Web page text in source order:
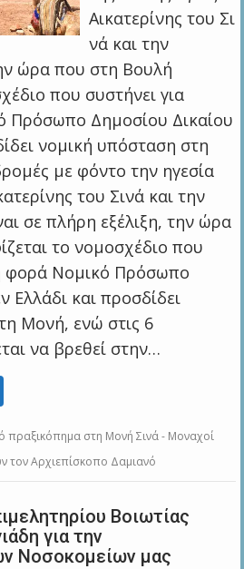
Αικατερίνης του Σι
νά και την
ώρα που στη Βουλή
που συστήνει για
Δημοσίου Δικαίου
νομική υπόσταση στη
με φόντο την ηγεσία
του Σινά και την
σε πλήρη εξέλιξη, την ώρα
το νομοσχέδιο που
φορά Νομικό Πρόσωπο
Ελλάδι και προσδίδει
Μονή, ενώ στις 6
να βρεθεί στην…
πραξικόπημα στη Μονή Σινά - Μοναχοί
Αρχιεπίσκοπο Δαμιανό
Βοιωτίας
για την
Νοσοκομείων μας